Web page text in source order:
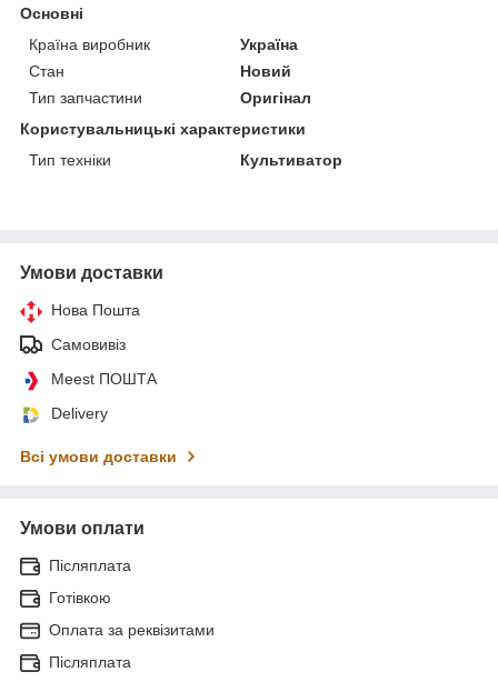
Основні
Країна виробник
Україна
Стан
Новий
Тип запчастини
Оригінал
Користувальницькі характеристики
Тип техніки
Культиватор
Умови доставки
Нова Пошта
Самовивіз
Meest ПОШТА
Delivery
Всі умови доставки
Умови оплати
Післяплата
Готівкою
Оплата за реквізитами
Післяплата